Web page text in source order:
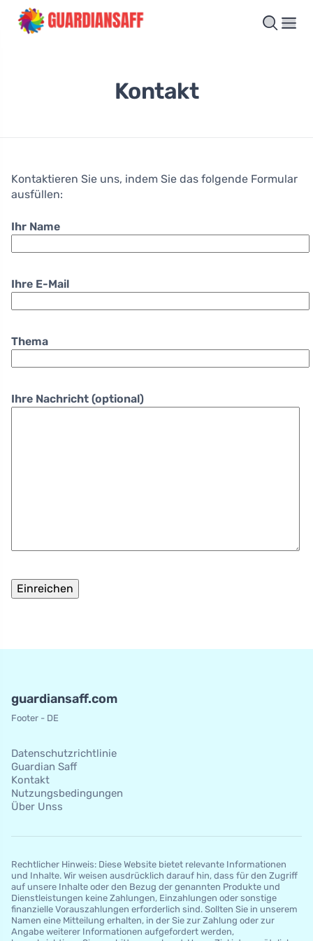
Kontakt
Kontaktieren Sie uns, indem Sie das folgende Formular
ausfüllen:
Ihr Name
Ihre E-Mail
Thema
Ihre Nachricht (optional)
guardiansaff.com
Footer - DE
Datenschutzrichtlinie
Guardian Saff
Kontakt
Nutzungsbedingungen
Über Unss
Rechtlicher Hinweis: Diese Website bietet relevante Informationen
und Inhalte. Wir weisen ausdrücklich darauf hin, dass für den Zugriff
auf unsere Inhalte oder den Bezug der genannten Produkte und
Dienstleistungen keine Zahlungen, Einzahlungen oder sonstige
finanzielle Vorauszahlungen erforderlich sind. Sollten Sie in unserem
Namen eine Mitteilung erhalten, in der Sie zur Zahlung oder zur
Angabe weiterer Informationen aufgefordert werden,